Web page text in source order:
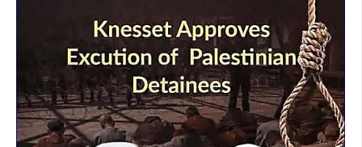
NEJČTENĚJŠÍ ZA 7 DNÍ
AUTOŘI
PŘÍSPĚVKY NA PROVOZ